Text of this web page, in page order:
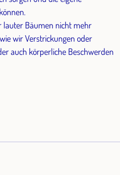
lauter Bäumen nicht mehr
wir Verstrickungen oder
auch körperliche Beschwerden